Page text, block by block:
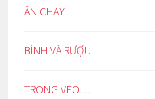
ĂN CHAY
BÌNH VÀ RƯỢU
TRONG VEO…